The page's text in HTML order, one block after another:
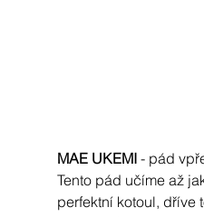
MAE UKEMI - pád
Tento pád učíme až
perfektní kotoul, dříve